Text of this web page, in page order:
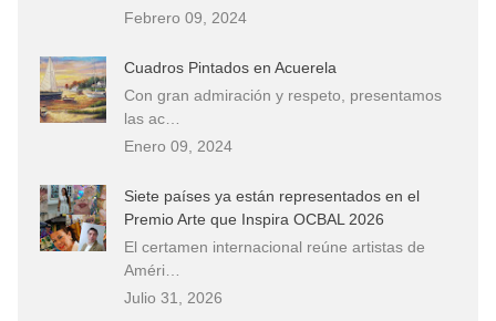
Febrero 09, 2024
Cuadros Pintados en Acuerela
Con gran admiración y respeto, presentamos
las ac…
Enero 09, 2024
Siete países ya están representados en el
Premio Arte que Inspira OCBAL 2026
El certamen internacional reúne artistas de
Améri…
Julio 31, 2026